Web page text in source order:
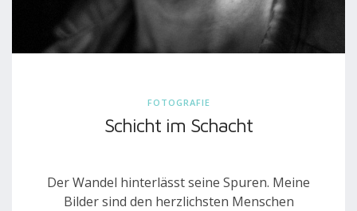
FOTOGRAFIE
Schicht im Schacht
Der Wandel hinterlässt seine Spuren. Meine
Bilder sind den herzlichsten Menschen